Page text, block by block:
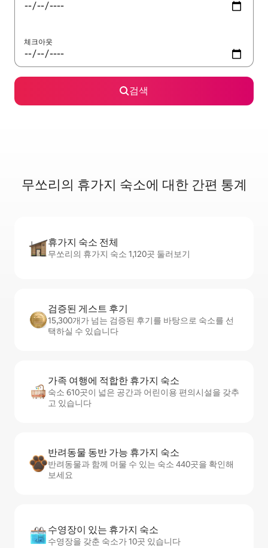
체크아웃
검색
무쏘리의 휴가지 숙소에 대한 간편 통계
휴가지 숙소 전체
무쏘리의 휴가지 숙소 1,120곳 둘러보기
검증된 게스트 후기
15,300개가 넘는 검증된 후기를 바탕으로 숙소를 선
택하실 수 있습니다
가족 여행에 적합한 휴가지 숙소
숙소 610곳이 넓은 공간과 어린이용 편의시설을 갖추
고 있습니다
반려동물 동반 가능 휴가지 숙소
반려동물과 함께 머물 수 있는 숙소 440곳을 확인해
보세요
수영장이 있는 휴가지 숙소
수영장을 갖춘 숙소가 10곳 있습니다